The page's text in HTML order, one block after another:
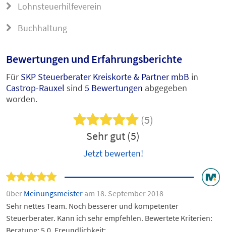
Lohnsteuerhilfeverein
Buchhaltung
Bewertungen und Erfahrungsberichte
FürSKP Steuerberater Kreiskorte & Partner mbB in
Castrop-Rauxel sind 5 Bewertungen abgegeben
worden.
(5)
Sehr gut (5)
Jetzt bewerten!
über Meinungsmeister am 18. September 2018
Sehr nettes Team. Noch besserer und kompetenter
Steuerberater. Kann ich sehr empfehlen. Bewertete Kriterien: